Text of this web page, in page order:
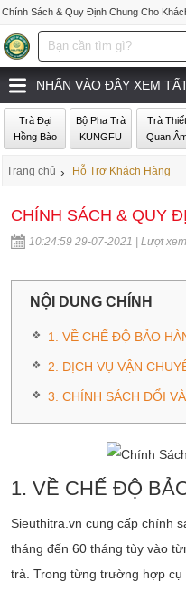
Chính Sách & Quy Định Chung Cho
NHẤN VÀO ĐÂY XEM
Trà Đại
Hồng Bào
Bộ Pha Trà
KUNGFU
Trà Thiết
Quan
Trang chủ › Hỗ Trợ Khách Hàng
CHÍNH SÁCH & QUY
10:24:59 29-07-2021 | Lượt
NỘI DUNG CHÍNH
1. VỀ CHẾ ĐỘ BẢO
2. DỊCH VỤ VẬN
3. CHÍNH SÁCH ĐỔI
1. VỀ CHẾ ĐỘ
Sieuthitra.vn cung cấp chính
tháng đến 60 tháng tùy vào
trà. Trong từng trường hợp